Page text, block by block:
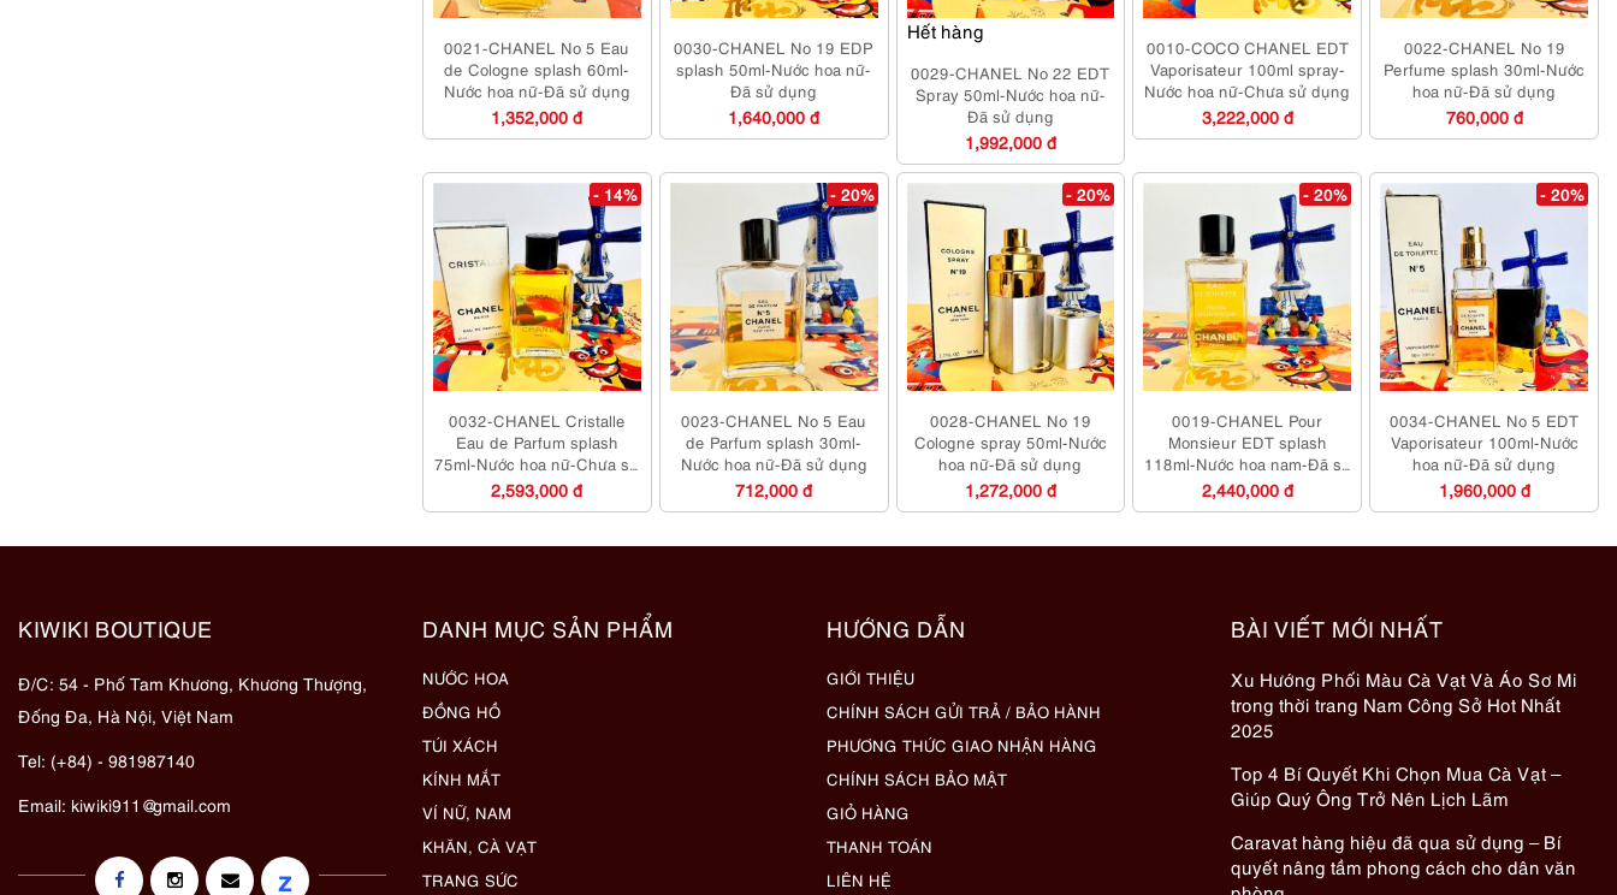
0021-CHANEL No 5 Eau
de Cologne splash 60ml-
Nước hoa nữ-Đã sử dụng
1,352,000 đ
0030-CHANEL No 19 EDP
splash 50ml-Nước hoa nữ-
Đã sử dụng
1,640,000 đ
Hết hàng
0029-CHANEL No 22 EDT
Spray 50ml-Nước hoa nữ-
Đã sử dụng
1,992,000 đ
0010-COCO CHANEL EDT
Vaporisateur 100ml spray-
Nước hoa nữ-Chưa sử dụng
3,222,000 đ
0022-CHANEL No 19
Perfume splash 30ml-Nước
hoa nữ-Đã sử dụng
760,000 đ
- 14%
0032-CHANEL Cristalle
Eau de Parfum splash
75ml-Nước hoa nữ-Chưa sử
dụng
2,593,000 đ
- 20%
0023-CHANEL No 5 Eau
de Parfum splash 30ml-
Nước hoa nữ-Đã sử dụng
712,000 đ
- 20%
0028-CHANEL No 19
Cologne spray 50ml-Nước
hoa nữ-Đã sử dụng
1,272,000 đ
- 20%
0019-CHANEL Pour
Monsieur EDT splash
118ml-Nước hoa nam-Đã sử
dụng
2,440,000 đ
- 20%
0034-CHANEL No 5 EDT
Vaporisateur 100ml-Nước
hoa nữ-Đã sử dụng
1,960,000 đ
KIWIKI BOUTIQUE
Đ/C: 54 - Phố Tam Khương, Khương Thượng,
Đống Đa, Hà Nội, Việt Nam
Tel: (+84) - 981987140
Email: kiwiki911@gmail.com
z
DANH MỤC SẢN PHẨM
NƯỚC HOA
ĐỒNG HỒ
TÚI XÁCH
KÍNH MẮT
VÍ NỮ, NAM
KHĂN, CÀ VẠT
TRANG SỨC
HƯỚNG DẪN
GIỚI THIỆU
CHÍNH SÁCH GỬI TRẢ / BẢO HÀNH
PHƯƠNG THỨC GIAO NHẬN HÀNG
CHÍNH SÁCH BẢO MẬT
GIỎ HÀNG
THANH TOÁN
LIÊN HỆ
BÀI VIẾT MỚI NHẤT
Xu Hướng Phối Màu Cà Vạt Và Áo Sơ Mi
trong thời trang Nam Công Sở Hot Nhất
2025
Top 4 Bí Quyết Khi Chọn Mua Cà Vạt –
Giúp Quý Ông Trở Nên Lịch Lãm
Caravat hàng hiệu đã qua sử dụng – Bí
quyết nâng tầm phong cách cho dân văn